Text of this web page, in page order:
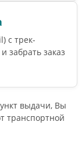
c трек-
забрать заказ
выдачи, Вы
транспортной